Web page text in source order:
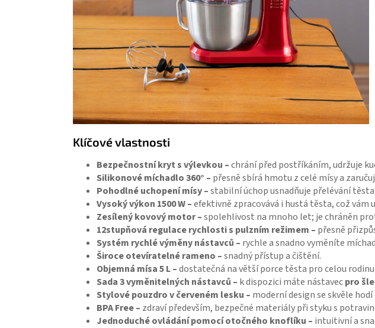
Klíčové vlastnosti
Bezpečnostní kryt s výlevkou –chrání před postříkáním, udržuje
Silikonové míchadlo 360° – přesně sbírá hmotu z celé mísy a
Pohodlné uchopení mísy –stabilní úchop usnadňuje přelévání
Vysoký výkon 1500 W –efektivně zpracovává i hustá těsta, což vám
Zesílený kovový motor –spolehlivost na mnoho let; je chráněn
12stupňová regulace rychlosti s pulzním režimem – přesně
Systém rychlé výměny nástavců – rychle a snadno vyměníte
Široce otevíratelné rameno –snadný přístup a čištění.
Objemná mísa 5 L –dostatečná na větší porce těsta pro celou rodinu.
Sada 3 vyměnitelných nástavců – k dispozici máte nástavecpro
Stylové pouzdro v červeném lesku – moderní design se skvěle
BPA Free – zdraví především, bezpečné materiály při styku s
Jednoduché ovládání pomocí otočného knoflíku – intuitivní a